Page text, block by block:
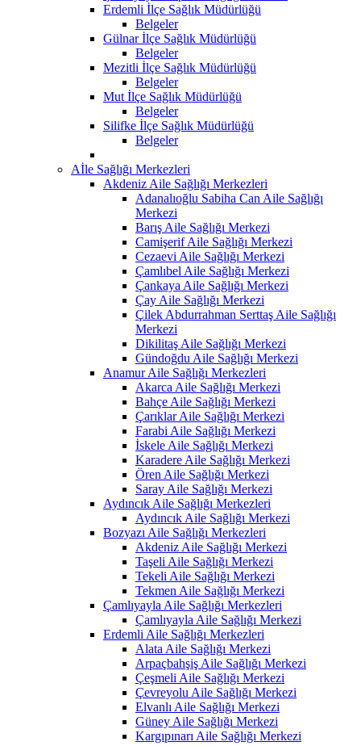
Erdemli İlçe Sağlık Müdürlüğü
Belgeler
Gülnar İlçe Sağlık Müdürlüğü
Belgeler
Mezitli İlçe Sağlık Müdürlüğü
Belgeler
Mut İlçe Sağlık Müdürlüğü
Belgeler
Silifke İlçe Sağlık Müdürlüğü
Belgeler
Aİle Sağlığı Merkezleri
Akdeniz Aile Sağlığı Merkezleri
Adanalıoğlu Sabiha Can Aile Sağlığı
Merkezi
Barış Aile Sağlığı Merkezi
Camişerif Aile Sağlığı Merkezi
Cezaevi Aile Sağlığı Merkezi
Çamlıbel Aile Sağlığı Merkezi
Çankaya Aile Sağlığı Merkezi
Çay Aile Sağlığı Merkezi
Çilek Abdurrahman Serttaş Aile Sağlığı
Merkezi
Dikilitaş Aile Sağlığı Merkezi
Gündoğdu Aile Sağlığı Merkezi
Anamur Aile Sağlığı Merkezleri
Akarca Aile Sağlığı Merkezi
Bahçe Aile Sağlığı Merkezi
Çarıklar Aile Sağlığı Merkezi
Farabi Aile Sağlığı Merkezi
İskele Aile Sağlığı Merkezi
Karadere Aile Sağlığı Merkezi
Ören Aile Sağlığı Merkezi
Saray Aile Sağlığı Merkezi
Aydıncık Aile Sağlığı Merkezleri
Aydıncık Aile Sağlığı Merkezi
Bozyazı Aile Sağlığı Merkezleri
Akdeniz Aile Sağlığı Merkezi
Taşeli Aile Sağlığı Merkezi
Tekeli Aile Sağlığı Merkezi
Tekmen Aile Sağlığı Merkezi
Çamlıyayla Aile Sağlığı Merkezleri
Çamlıyayla Aile Sağlığı Merkezi
Erdemli Aile Sağlığı Merkezleri
Alata Aile Sağlığı Merkezi
Arpaçbahşiş Aile Sağlığı Merkezi
Çeşmeli Aile Sağlığı Merkezi
Çevreyolu Aile Sağlığı Merkezi
Elvanlı Aile Sağlığı Merkezi
Güney Aile Sağlığı Merkezi
Kargıpınarı Aile Sağlığı Merkezi